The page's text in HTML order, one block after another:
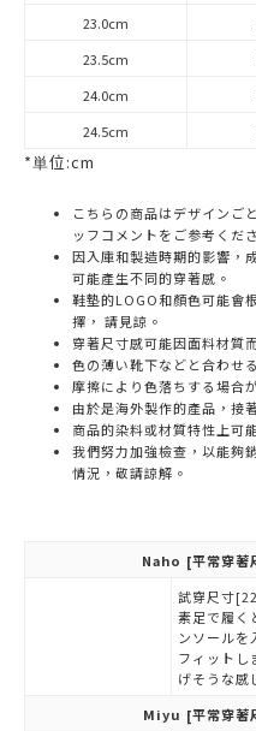
23.0cm
23.5cm
24.0cm
24.5cm
*単位:cm
こちらの商品はデザインご
ッフコメントをご参考くだ
因入庫和製造時期的影響，
可能產生不同的穿著感。
鞋墊的LOGO和顏色可能會
擇， 請見諒。
穿著尺寸感可能因面料材質
色の薄い靴下などと合わせ
摩擦により色落ちする場合
由於是海外製作的產品，接
商品的染料或材質特性上可
我們努力加強檢查，以能夠
情況，敬請諒解。
Naho [平常穿著
試穿尺寸
素足で履く
ンソールを
フィットし
げそうな感
Miyu [平常穿著